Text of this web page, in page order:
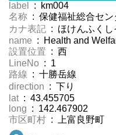
label
: km004
名称 : 保健福祉総合セン
カナ表記 : ほけんふくし
name : Health and
設置位置 : 西
LineNo : 1
路線 : 十勝岳線
direction : 下り
lat : 43.455705
long : 142.467902
市区町村 : 上富良野町